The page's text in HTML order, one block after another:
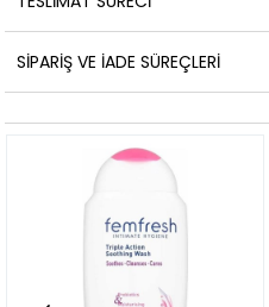
SIPARIŞ VE İADE SÜREÇLERI